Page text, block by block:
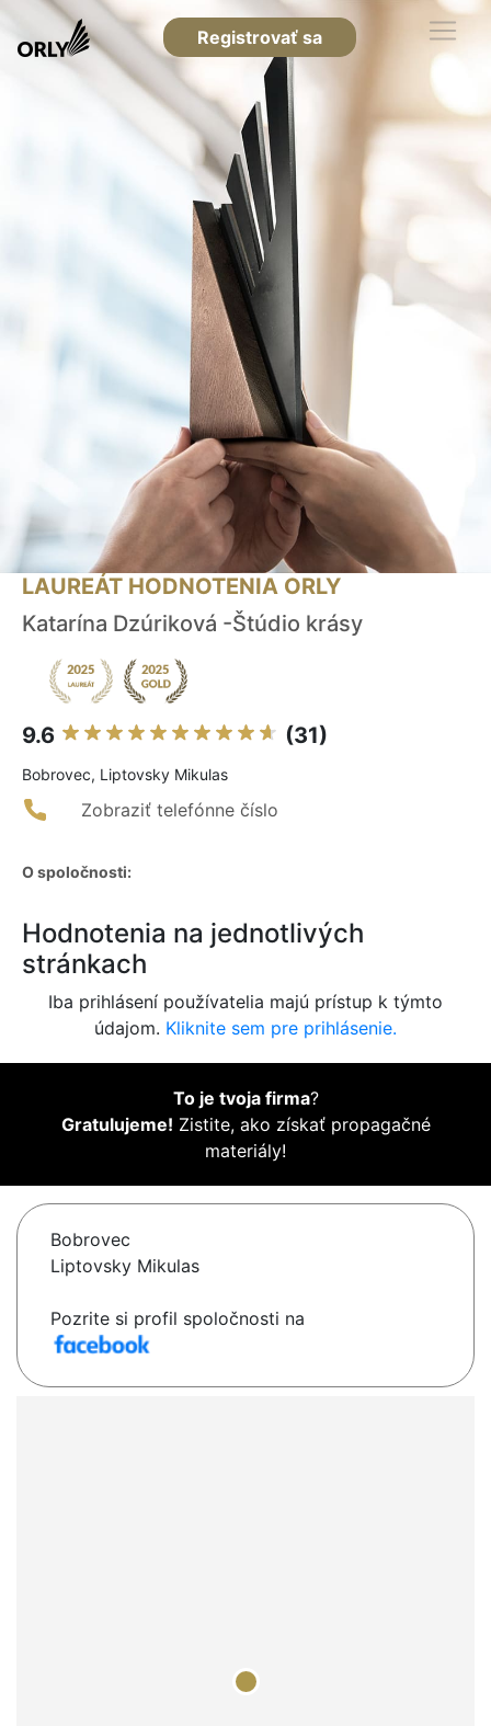
Registrovať sa
LAUREÁT HODNOTENIA ORLY
Katarína Dzúriková -Štúdio krásy
9.6 (31)
Bobrovec, Liptovsky Mikulas
Zobraziť telefónne číslo
O spoločnosti:
Hodnotenia na jednotlivých
stránkach
Iba prihlásení používatelia majú prístup k týmto
údajom. Kliknite sem pre prihlásenie.
To je tvoja firma?
Gratulujeme! Zistite, ako získať propagačné
materiály!
Bobrovec
Liptovsky Mikulas
Pozrite si profil spoločnosti na